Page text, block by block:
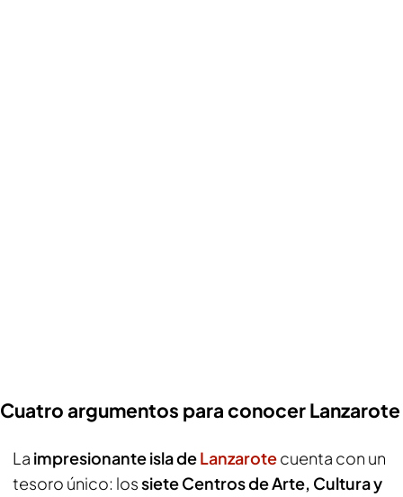
Cuatro argumentos para conocer Lanzarote
La impresionante isla deLanzarotecuenta con un
tesoro único: lossiete Centros de Arte, Cultura y